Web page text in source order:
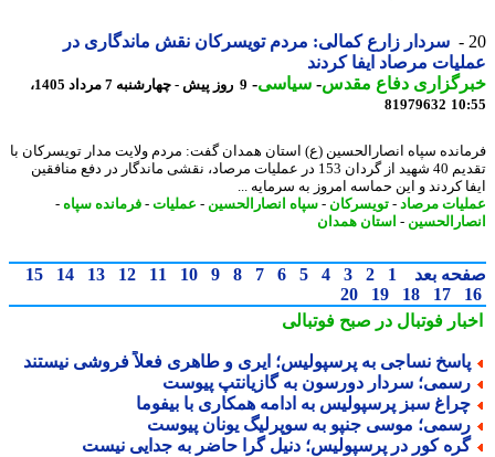
سردار زارع کمالی: مردم تویسرکان نقش ماندگاری در
مرصاد ایفا کردند
دفاع مقدس-سیاسی-
9 روز پیش - چهارشنبه 7 مرداد 1405،
81979632
سپاه انصارالحسین (ع) استان همدان گفت: مردم ولایت مدار تویسرکان با
تقدیم 40 شهید از گردان 153 در عملیات مرصاد، نقشی ماندگار در دفع منافقین
کردند و این حماسه امروز به سرمایه ...
مرصاد -تویسرکان -سپاه انصارالحسین-عملیات-فرمانده سپاه-
-استان همدان
بعد 1
2
3
4
5
6
7
8
9
10
11
12
13
14
15
17
18
19
20
فوتبال در صبح فوتبالی
نساجی به پرسپولیس؛ ایری و طاهری فعلاً فروشی نیستند
سردار دورسون به گازیانتپ پیوست
سبز پرسپولیس به ادامه همکاری با بیفوما
موسی جنپو به سوپرلیگ یونان پیوست
کور در پرسپولیس؛ دنیل گرا حاضر به جدایی نیست